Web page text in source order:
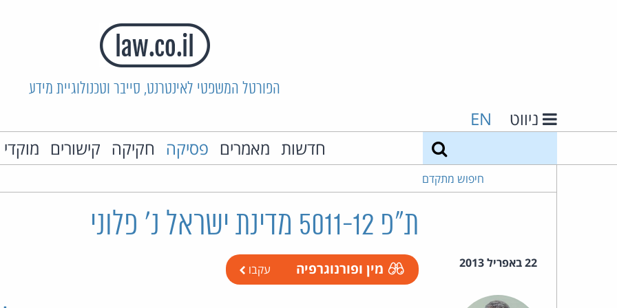
הפורטל המשפטי לאינטרנט, סייבר וטכנולוגיית מידע
ניווט EN
חדשות מאמרים פסיקה חקיקה קישורים
חיפוש מתקדם
ת"פ 5011-12 מדינת ישראל נ' פלוני
22 באפריל 2013 מין ופורנוגרפיה עקבו